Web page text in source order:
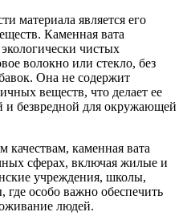
материала является его
Каменная вата
чистых
волокно или стекло, без
Она не содержит
веществ, что делает ее
и безвредной для окружающей
качествам, каменная вата
сферах, включая жилые и
учреждения, школы,
где особо важно обеспечить
людей.